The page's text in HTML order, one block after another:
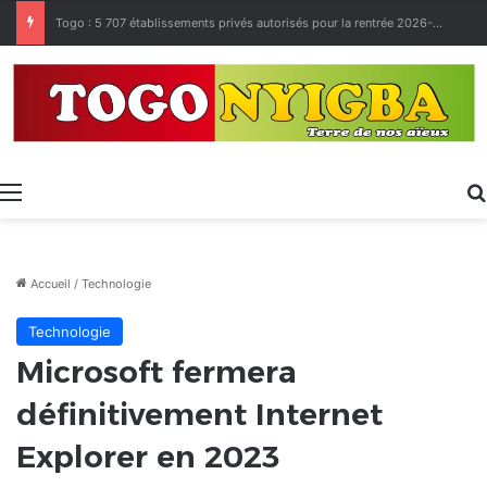
Made in Togo 2026 : un bilan positif qui prépare le terrain pour la Foire Internationale de Lomé
Menu
Accueil / Technologie
Technologie
Microsoft fermera
définitivement Internet
Explorer en 2023